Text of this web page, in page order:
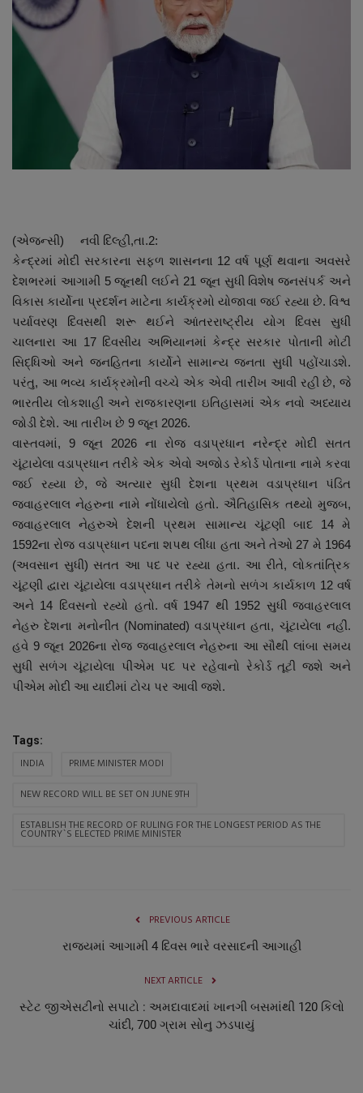
About Author
Contact
Dipotsav Special
આંતરરાષ્ટ્રીય
રાષ્ટ્રીય
જુનાગઢ
Support US
બજારના સમાચાર
નાણાંકીય સમાચાર
સ્થાનિક સમાચાર
સ્પોર્ટ્સ
રાશિફળ
ગુનાખોરી
બોલિવૂડ
સ્વાસ્થ્ય
(એજન્સી) નવી દિલ્હી,તા.2:
કેન્દ્રમાં મોદી સરકારના સફળ શાસનના 12 વર્ષ પૂર્ણ થવાના અવસરે
દેશભરમાં આગામી 5 જૂનથી લઈને 21 જૂન સુધી વિશેષ જનસંપર્ક અને
વિકાસ કાર્યોના પ્રદર્શન માટેના કાર્યક્રમો યોજાવા જઈ રહ્યા છે. વિશ્વ
પર્યાવરણ દિવસથી શરૂ થઈને આંતરરાષ્ટ્રીય યોગ દિવસ સુધી
ચાલનારા આ 17 દિવસીય અભિયાનમાં કેન્દ્ર સરકાર પોતાની મોટી
સિદ્ધિઓ અને જનહિતના કાર્યોને સામાન્ય જનતા સુધી પહોંચાડશે.
પરંતુ, આ ભવ્ય કાર્યક્રમોની વચ્ચે એક એવી તારીખ આવી રહી છે, જે
ભારતીય લોકશાહી અને રાજકારણના ઇતિહાસમાં એક નવો અધ્યાય
જોડી દેશે. આ તારીખ છે 9 જૂન 2026.
વાસ્તવમાં, 9 જૂન 2026 ના રોજ વડાપ્રધાન નરેન્દ્ર મોદી સતત
ચૂંટાયેલા વડાપ્રધાન તરીકે એક એવો અજોડ રેકોર્ડ પોતાના નામે કરવા
જઈ રહ્યા છે, જે અત્યાર સુધી દેશના પ્રથમ વડાપ્રધાન પંડિત
જવાહરલાલ નેહરુના નામે નોંધાયેલો હતો. ઐતિહાસિક તથ્યો મુજબ,
જવાહરલાલ નેહરુએ દેશની પ્રથમ સામાન્ય ચૂંટણી બાદ 14 મે
1592ના રોજ વડાપ્રધાન પદના શપથ લીધા હતા અને તેઓ 27 મે 1964
(અવસાન સુધી) સતત આ પદ પર રહ્યા હતા. આ રીતે, લોકતાંત્રિક
ચૂંટણી દ્વારા ચૂંટાયેલા વડાપ્રધાન તરીકે તેમનો સળંગ કાર્યકાળ 12 વર્ષ
અને 14 દિવસનો રહ્યો હતો. વર્ષ 1947 થી 1952 સુધી જવાહરલાલ
નેહરુ દેશના મનોનીત (Nominated) વડાપ્રધાન હતા, ચૂંટાયેલા નહીં.
હવે 9 જૂન 2026ના રોજ જવાહરલાલ નેહરુના આ સૌથી લાંબા સમય
સુધી સળંગ ચૂંટાયેલા પીએમ પદ પર રહેવાનો રેકોર્ડ તૂટી જશે અને
પીએમ મોદી આ યાદીમાં ટોચ પર આવી જશે.
Tags:
INDIA
PRIME MINISTER MODI
NEW RECORD WILL BE SET ON JUNE 9TH
ESTABLISH THE RECORD OF RULING FOR THE LONGEST PERIOD AS THE
COUNTRY`S ELECTED PRIME MINISTER
PREVIOUS ARTICLE
રાજયમાં આગામી 4 દિવસ ભારે વરસાદની આગાહી
NEXT ARTICLE
સ્ટેટ જીએસટીનો સપાટો : અમદાવાદમાં ખાનગી બસમાંથી 120 કિલો
ચાંદી, 700 ગ્રામ સોનુ ઝડપાયું